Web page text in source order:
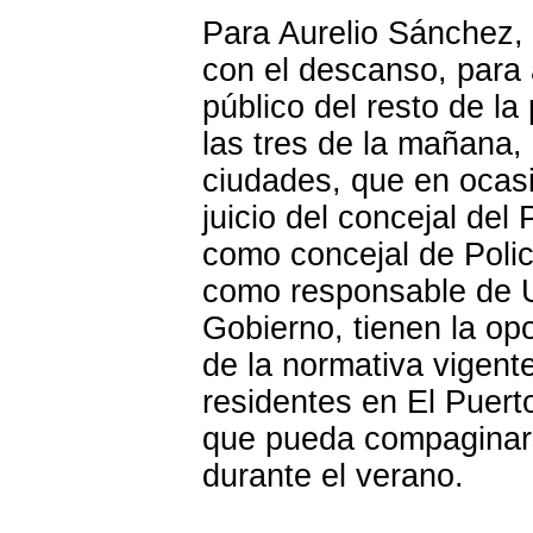
Para Aurelio
con el descanso,
público del resto de
las tres de la
ciudades, que en
juicio del concejal del
como concejal de
como responsable de
Gobierno, tienen la
de la normativa
residentes en El
que pueda
durante el verano.